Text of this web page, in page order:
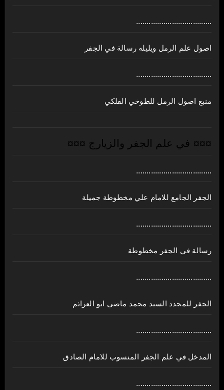
....................................
اصول علم الرمل ويليله رسالة في الجفر
....................................
منبع اصول الرمل للطوخي الفلكي
¤¤¤ في علم الجفر والزيارج ¤¤¤
....................................
الجفر الجامع للامام علي مخطوطة جميلة
....................................
رسالة في الجفر مخطوطة
....................................
الجفر للمجدد السيد محمد ماضي ابو العزائم
....................................
المدخل في علم الجفر المنسوب للامام الصادق
....................................